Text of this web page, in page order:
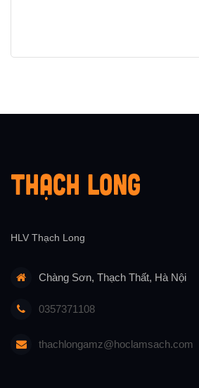
href=https://newfasttadalafil.com/
HLV Thạch Long
Chàng Sơn, Thạch Thất, Hà Nội
0357371108
thachlongamz@hoclamsach.com